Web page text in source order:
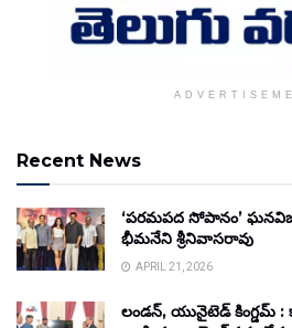
Recent News
‘పరమపద సోపానం’
భీమనేని శ్రీనివాసరావు
APRIL 21, 2026
లండన్, యునైటెడ్ కింగ్డమ్ :